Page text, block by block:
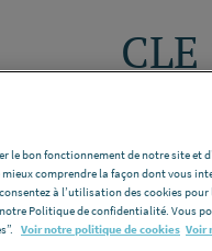
KNIPEX
Cobra -
100 BK
le bon fonctionnement de notre site et
comprendre la façon dont vous
à l’utilisation des cookies pour
Politique de confidentialité. Vous
Voir notre politique de cookies Voir